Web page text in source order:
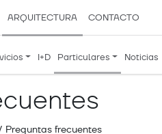
ARQUITECTURA CONTACTO
I+D Particulares Noticias
Preguntas frecuentes